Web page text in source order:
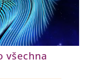
všechna